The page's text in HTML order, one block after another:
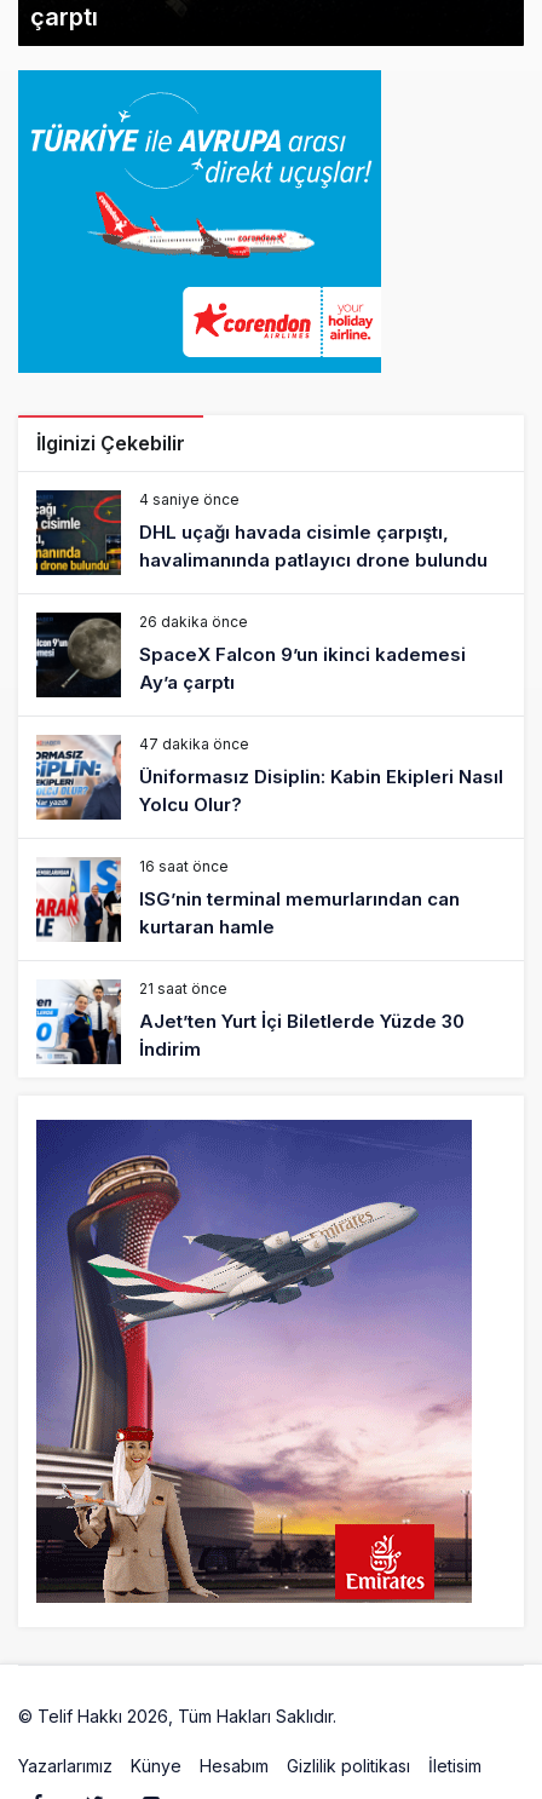
çarptı
İlginizi Çekebilir
4 saniye önce
DHL uçağı havada cisimle çarpıştı,
havalimanında patlayıcı drone bulundu
26 dakika önce
SpaceX Falcon 9’un ikinci kademesi
Ay’a çarptı
47 dakika önce
Üniformasız Disiplin: Kabin Ekipleri Nasıl
Yolcu Olur?
16 saat önce
ISG’nin terminal memurlarından can
kurtaran hamle
21 saat önce
AJet’ten Yurt İçi Biletlerde Yüzde 30
İndirim
THY’nin geliri yüzde 20 arttı, net kârı
yüzde 71 düştü
23 saat önce
Pegasus, sözleşme süreçlerinde
Draftwise’ı kullanacak
23 saat önce
Kolombiya, 2 KC-390 Millennium için
Embraer ile anlaştı
© Telif Hakkı 2026, Tüm Hakları Saklıdır.
Yazarlarımız Künye Hesabım Gizlilik politikası İletisim